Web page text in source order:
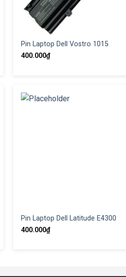
Pin Laptop Dell Vostro 1015
400.000₫
Pin Laptop Dell Latitude E4300
400.000₫